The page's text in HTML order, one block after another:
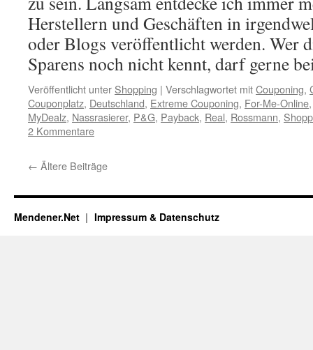
Herstellern und Geschäften in
oder Blogs veröffentlicht werden. Wer
Sparens noch nicht kennt, darf gerne
Veröffentlicht unter Shopping | Verschlagwortet mitCouponing,
Couponplatz, Deutschland, Extreme Couponing, For-Me-Online
MyDealz, Nassrasierer, P&G, Payback, Real, Rossmann,
2 Kommentare
← Ältere Beiträge
Mendener.Net Impressum & Datenschutz